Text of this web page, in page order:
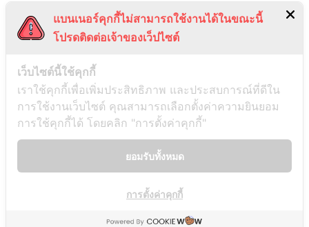
CONTACT US
PRIVACY POLICY
TERMS & CONDITIONS
RECENT POSTS
Payment Notification
แบนเนอร์คุกกี้ไม่สามารถใช้งานได้ในขณะนี้
โปรดติดต่อเจ้าของเว็ปไซต์
เว็บไซต์นี้ใช้คุกกี้
เราใช้คุกกี้เพื่อเพิ่มประสิทธิภาพ และประสบการณ์ที่ดีใน
การใช้งานเว็บไซต์ คุณสามารถเลือกตั้งค่าความยินยอม
การใช้คุกกี้ได้ โดยคลิก "การตั้งค่าคุกกี้"
ยอมรับทั้งหมด
การตั้งค่าคุกกี้